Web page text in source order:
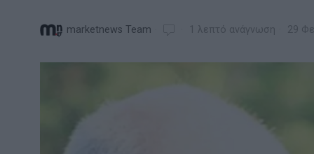
marketnews Team 1 λεπτό ανάγνωση 29